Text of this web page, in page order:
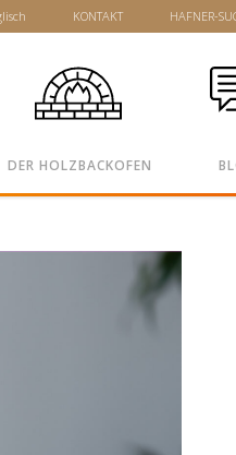
KONTAKT HAFNER-
DER HOLZBACKOFEN